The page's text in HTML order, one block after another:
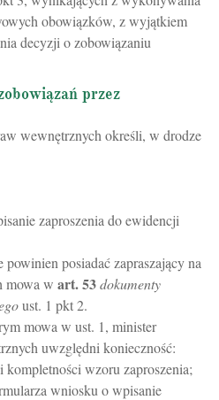
obowiązków, z wyjątkiem
decyzji o zobowiązaniu
przez
wewnętrznych określi, w drodze
zaproszenia do ewidencji
posiadać zapraszający na
mowa w art.53dokumenty
ust. 1 pkt 2.
mowa w ust. 1, minister
uwzględni konieczność:
kompletności wzoru zaproszenia;
wniosku o wpisanie